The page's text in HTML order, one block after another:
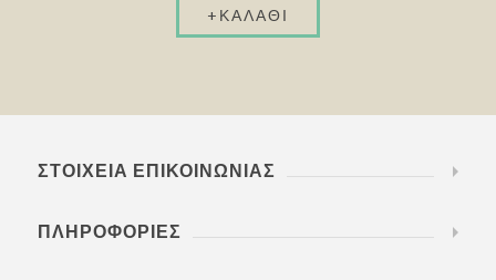
ΣΤΟΙΧΕΊΑ ΕΠΙΚΟΙΝΩΝΊΑΣ
ΠΛΗΡΟΦΟΡΊΕΣ